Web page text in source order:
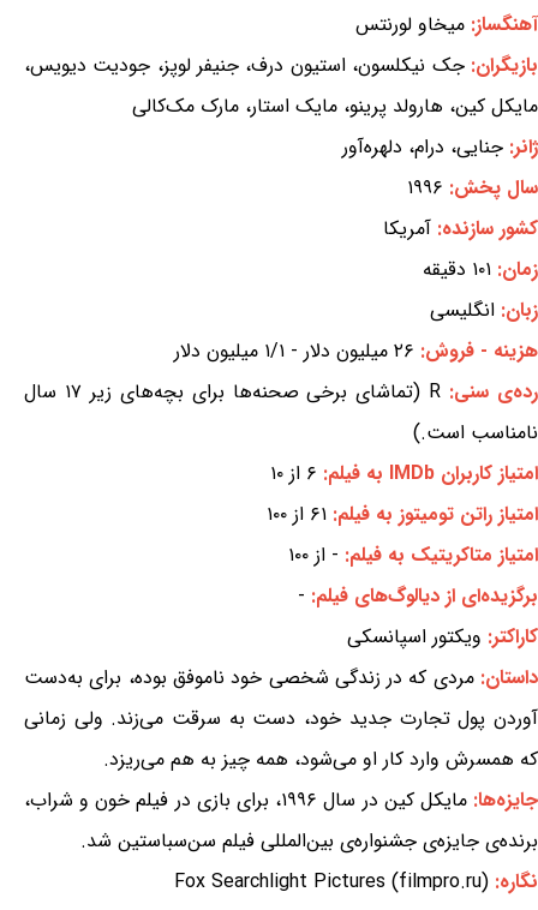
آهنگساز: میخاو لورنتس
بازیگران:جک نیکلسون، استیون درف، جنیفر لوپز، جودیت دیویس،
مایکل کین، هارولد پرینو، مایک استار، مارک مک‌کالی
ژانر: جنایی، درام، دلهره‌آور
سال پخش: ۱۹۹۶
کشور سازنده: آمریکا
زمان: ۱۰۱ دقیقه
زبان: انگلیسی
هزینه - فروش: ۲۶ میلیون دلار - ۱/۱ میلیون دلار
رده‌ی سنی:
R (تماشای برخی صحنه‌ها برای بچه‌های زیر ۱۷ سال
نامناسب است.)
امتیاز کاربران IMDb به فیلم:
۶ از ۱۰
امتیاز راتن تومیتوز به فیلم: ۶۱ از ۱۰۰
امتیاز متاکریتیک به فیلم: - از ۱۰۰
برگزیده‌ای از دیالوگ‌های فیلم: -
کاراکتر: ویکتور اسپانسکی
داستان:مردی که در زندگی شخصی خود ناموفق بوده، برای به‌دست
آوردن پول تجارت جدید خود، دست به سرقت می‌زند. ولی زمانی
که همسرش وارد کار او می‌شود، همه چیز به هم می‌ریزد.
جایزه‌ها:
مایکل کین در سال ۱۹۹۶، برای بازی در فیلم خون و شراب،
برنده‌ی جایزه‌ی جشنواره‌ی بین‌المللی فیلم سن‌سباستین شد.
نگاره: Fox Searchlight Pictures (filmpro.ru)